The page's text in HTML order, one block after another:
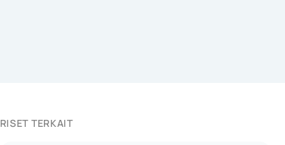
RISET TERKAIT